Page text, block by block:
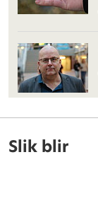
Slik blir